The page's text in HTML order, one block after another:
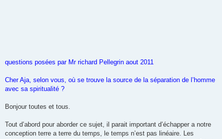
questions posées par Mr richard Pellegrin aout 2011
Cher Aja, selon vous, où se trouve la source de la séparation de l’homme
avec sa spiritualité ?
Bonjour toutes et tous.
Tout d’abord pour aborder ce sujet, il parait important d’échapper a notre
conception terre a terre du temps, le temps n’est pas linéaire. Les